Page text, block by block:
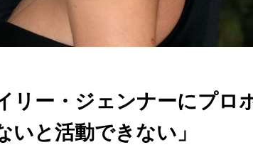
リー・ジェンナーにプロ
と活動できない」